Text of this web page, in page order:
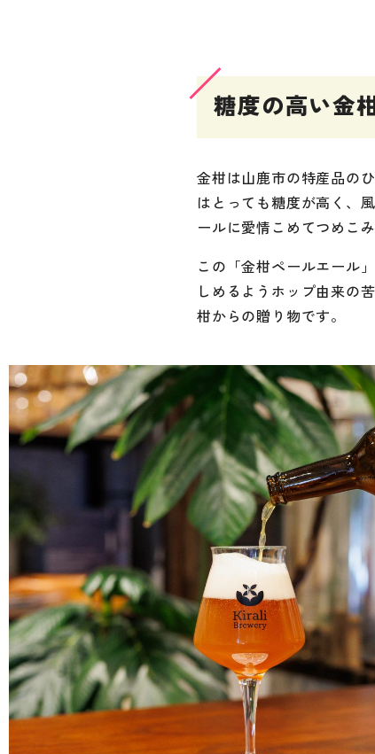
糖度の高い金
金柑は山鹿市の特産品の
はとっても糖度が高く、
ールに愛情こめてつめこみ
この「金柑ペールエール
しめるようホップ由来の
柑からの贈り物です。